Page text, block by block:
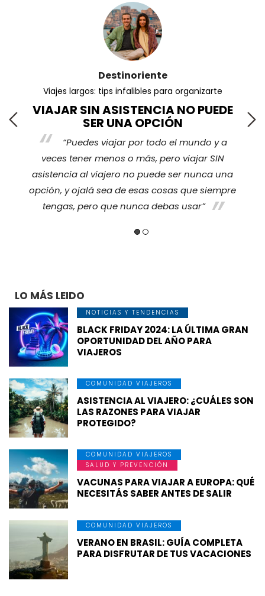
Destinoriente
Viajes largos: tips infalibles para organizarte
VIAJAR SIN ASISTENCIA NO PUEDE
SER UNA OPCIÓN
“Puedes viajar por todo el mundo y a
veces tener menos o más, pero viajar SIN
asistencia al viajero no puede ser nunca una
opción, y ojalá sea de esas cosas que siempre
tengas, pero que nunca debas usar”
LO MÁS LEIDO
NOTICIAS Y TENDENCIAS
BLACK FRIDAY 2024: LA ÚLTIMA GRAN
OPORTUNIDAD DEL AÑO PARA
VIAJEROS
COMUNIDAD VIAJEROS
ASISTENCIA AL VIAJERO: ¿CUÁLES SON
LAS RAZONES PARA VIAJAR
PROTEGIDO?
COMUNIDAD VIAJEROS
SALUD Y PREVENCIÓN
VACUNAS PARA VIAJAR A EUROPA: QUÉ
NECESITÁS SABER ANTES DE SALIR
COMUNIDAD VIAJEROS
VERANO EN BRASIL: GUÍA COMPLETA
PARA DISFRUTAR DE TUS VACACIONES